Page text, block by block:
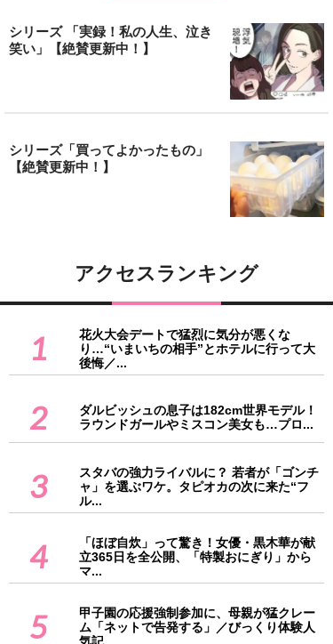
シリーズ 「実録！私の人生、泣き
笑い」【絶賛更新中！】
シリーズ「買ってよかったもの」
【絶賛更新中！】
アクセスランキング
1
花火大会デートで猛烈に気分が悪くな
り…“いまいちの相手”とホテルに行って大
後悔／...
2
ダルビッシュの息子は182cm世界モデル！
ラウンドガールやミスコン美女も…プロ...
3
スタバの強力ライバルに？ 若者が「ゴンチ
ャ」を選ぶワケ。タピオカの次に来た“フ
ル...
4
「ほぼ自炊」って驚き！女優・黒木華が献
立365日を全公開、「特製おにぎり」から
マ...
5
甲子園の応援強制参加に、母親が猛クレー
ム「ネットで告発する」／びっくり体験人
気記...